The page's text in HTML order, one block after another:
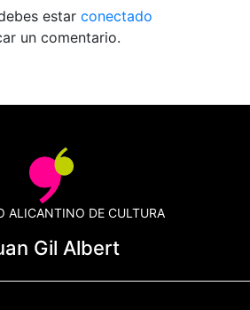
estar conectado
un comentario.
ALICANTINO DE CULTURA
Gil Albert